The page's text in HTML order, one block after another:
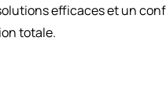
efficaces et un
totale.